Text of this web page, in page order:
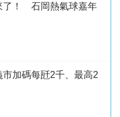
了！ 石岡熱氣球嘉年
加碼每瓩2千、最高2